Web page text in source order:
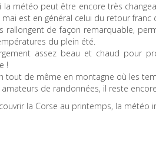
la météo peut être encore très
est en général celui du retour franc
rallongent de façon remarquable,
du plein été.
assez beau et chaud pour
!
tout de même en montagne où les
amateurs de randonnées, il reste
la Corse au printemps, la